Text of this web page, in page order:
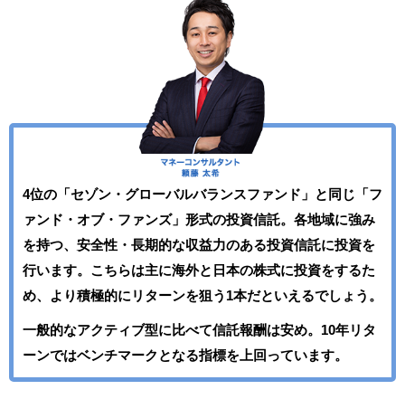
4位の「セゾン・グローバルバランスファンド」と同じ「フ
ァンド・オブ・ファンズ」形式の投資信託。各地域に強み
を持つ、安全性・長期的な収益力のある投資信託に投資を
行います。こちらは主に海外と日本の株式に投資をするた
め、より積極的にリターンを狙う1本だといえるでしょう。
一般的なアクティブ型に比べて信託報酬は安め。10年リタ
ーンではベンチマークとなる指標を上回っています。